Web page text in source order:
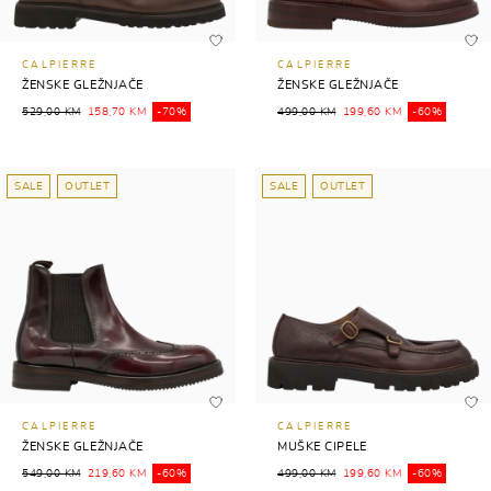
CALPIERRE
ŽENSKE GLEŽNJAČE
529,00 KM 158,70 KM -70%
CALPIERRE
ŽENSKE GLEŽNJAČE
499,00 KM 199,60 KM -60%
SALE OUTLET
CALPIERRE
ŽENSKE GLEŽNJAČE
549,00 KM 219,60 KM -60%
SALE OUTLET
CALPIERRE
MUŠKE CIPELE
499,00 KM 199,60 KM -60%